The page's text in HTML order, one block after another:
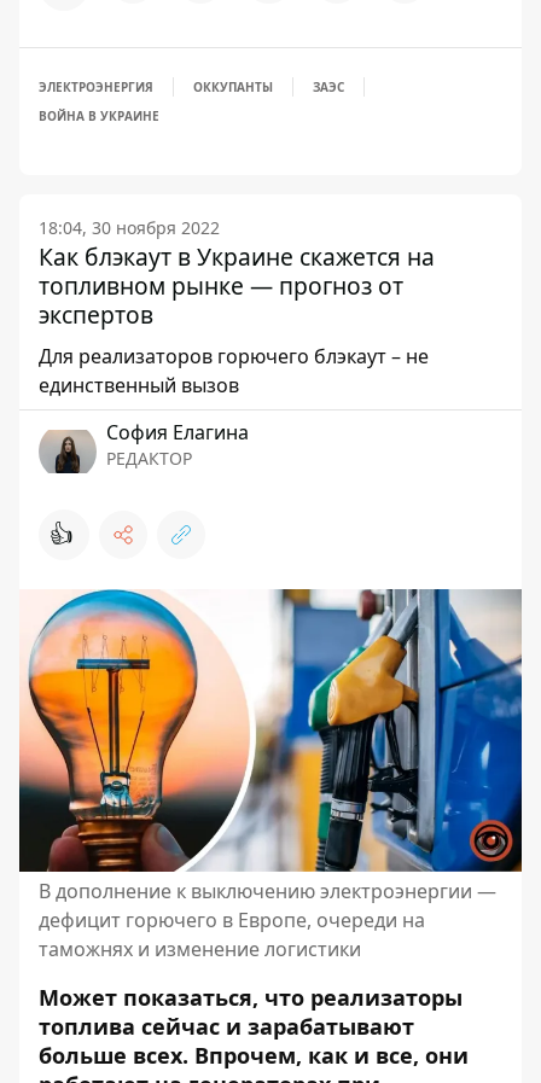
ЭЛЕКТРОЭНЕРГИЯ ОККУПАНТЫ
ЗАЭС
ВОЙНА В УКРАИНЕ
18:04, 30 ноября 2022
Как блэкаут в Украине скажется на
топливном рынке — прогноз от
экспертов
Для реализаторов горючего блэкаут – не
единственный вызов
София Елагина
РЕДАКТОР
👍
В дополнение к выключению электроэнергии —
дефицит горючего в Европе, очереди на
таможнях и изменение логистики
Может показаться, что реализаторы
топлива сейчас и зарабатывают
больше всех. Впрочем, как и все, они